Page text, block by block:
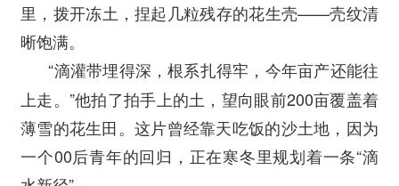
里，拨开冻土，捏起几粒残存的花生壳——壳纹清
晰饱满。
“滴灌带埋得深，根系扎得牢，今年亩产还能往
上走。”他拍了拍手上的土，望向眼前200亩覆盖着
薄雪的花生田。这片曾经靠天吃饭的沙土地，因为
一个00后青年的回归，正在寒冬里规划着一条“滴